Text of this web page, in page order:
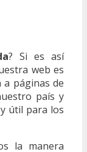
? Si es así
web es
páginas de
país y
útil para los
la manera